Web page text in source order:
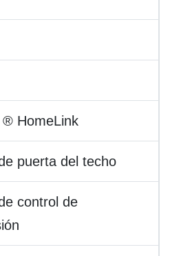
® HomeLink
puerta del techo
control de